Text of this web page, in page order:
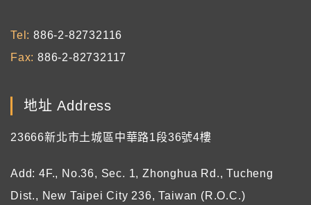
Tel
886-2-82732116
Fax 886-2-82732117
地址 Address
23666新北市土城區中華路1段36號4樓
Add: 4F., No.36, Sec. 1, Zhonghua Rd., Tucheng
Dist., New Taipei City 236, Taiwan (R.O.C.)